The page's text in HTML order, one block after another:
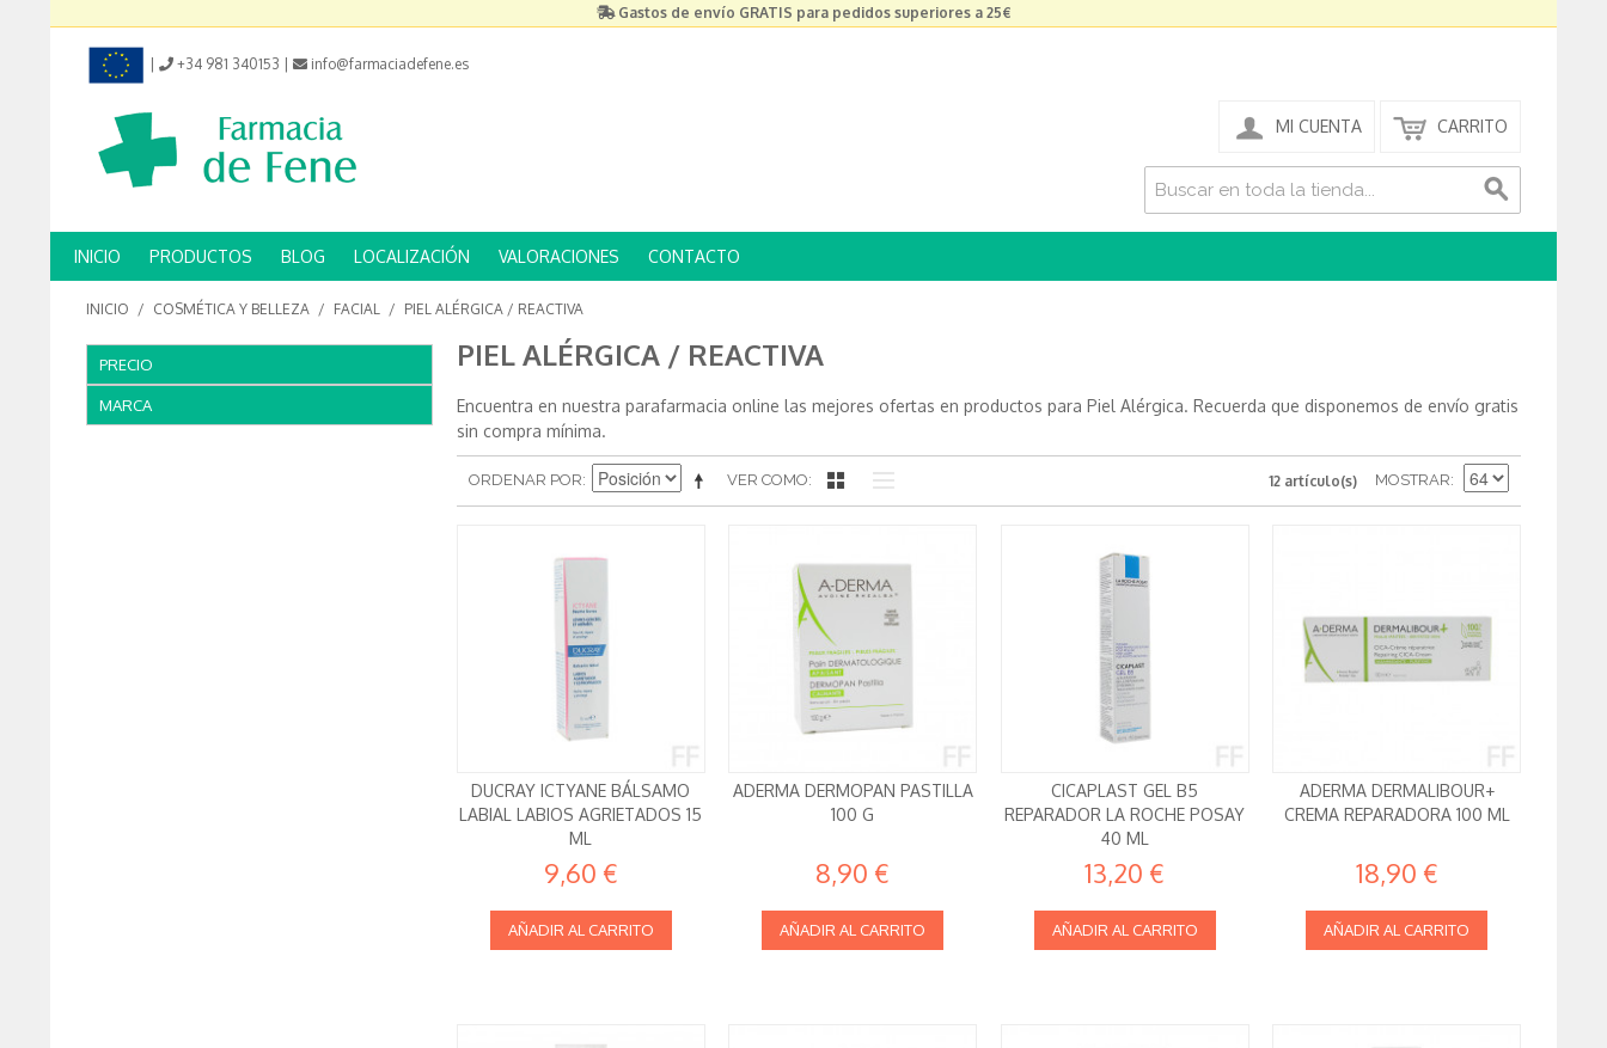
Gastos de envío GRATIS para pedidos superiores a 25€
+34 981 340153 info@farmaciadefene.es
MI CUENTA CARRITO
INICIO PRODUCTOS BLOG LOCALIZACIÓN VALORACIONES CONTACTO
INICIO / COSMÉTICA Y BELLEZA / FACIAL / PIEL ALÉRGICA / REACTIVA
PRECIO
MARCA
PIEL ALÉRGICA / REACTIVA
Encuentra en nuestra parafarmacia online las mejores ofertas en productos para Piel Alérgica. Recuerda que disponemos de envío gratis
sin compra mínima.
VER COMO
ORDENAR POR 12 artículo(s) MOSTRAR
DUCRAY ICTYANE BÁLSAMO
LABIAL LABIOS AGRIETADOS 15
ML
9,60 €
AÑADIR AL CARRITO
ADERMA DERMOPAN PASTILLA
100 G
8,90 €
AÑADIR AL CARRITO
CICAPLAST GEL B5
REPARADOR LA ROCHE POSAY
40 ML
13,20 €
AÑADIR AL CARRITO
ADERMA DERMALIBOUR+
CREMA REPARADORA 100 ML
18,90 €
AÑADIR AL CARRITO